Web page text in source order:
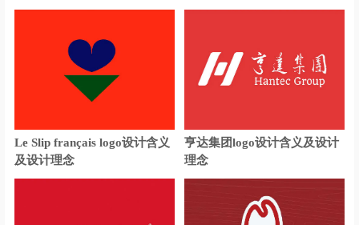
手表logo设计 食品酒水商标设计
石英表logo设计 寿司logo设计
食品logo设计 调味品logo设计
Le Slip français logo设计含义
及设计理念
亨达集团logo设计含义及设计
理念